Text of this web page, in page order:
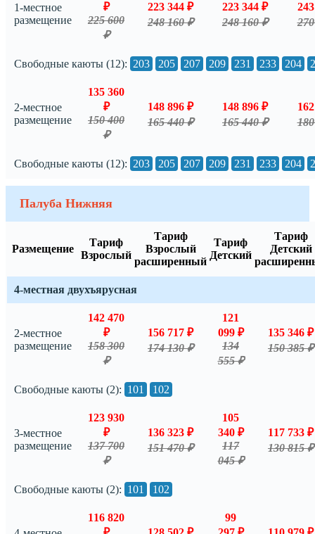
1-местное
размещение
₽
225 600
₽
223 344 ₽
248 160 ₽
223 344 ₽
248 160 ₽
Свободные каюты (12): 203 205 207 209 231 233 204
2-местное
размещение
135 360
₽
150 400
₽
148 896 ₽
165 440 ₽
148 896 ₽
165 440 ₽
Свободные каюты (12): 203 205 207 209 231 233 204
Палуба Нижняя
Размещение
Тариф
Взрослый
Тариф
Взрослый
расширенный
Тариф
Детский
Тариф
Детский
4-местная двухъярусная
2-местное
размещение
142 470
₽
158 300
₽
156 717 ₽
174 130 ₽
121
099 ₽
134
555 ₽
135 346 ₽
150 385 ₽
Свободные каюты (2): 101 102
3-местное
размещение
123 930
₽
137 700
₽
136 323 ₽
151 470 ₽
105
340 ₽
117
045 ₽
117 733 ₽
130 815 ₽
Свободные каюты (2): 101 102
116 820
99